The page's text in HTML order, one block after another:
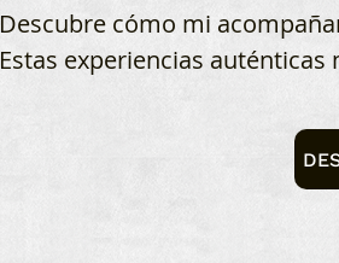
Descubre cómo mi
Estas experiencias